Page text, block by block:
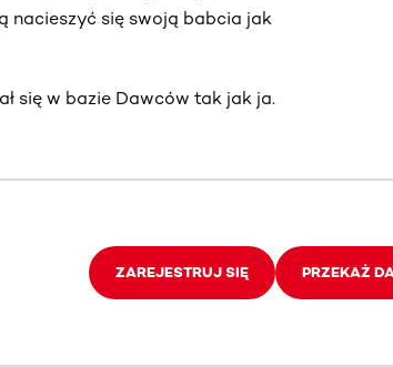
nacieszyć się swoją babcia jak
się w bazie Dawców tak jak ja.
ZAREJESTRUJ SIĘ PRZEKAŻ